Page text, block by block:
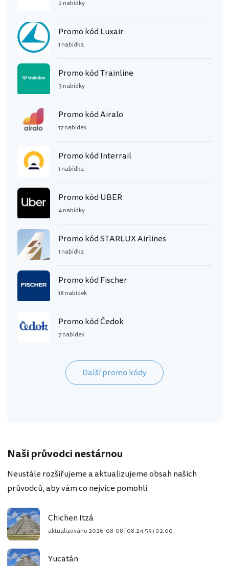
2 nabídky
Promo kód Luxair
1 nabídka
Promo kód Trainline
3 nabídky
Promo kód Airalo
17 nabídek
Promo kód Interrail
1 nabídka
Promo kód UBER
4 nabídky
Promo kód STARLUX Airlines
1 nabídka
Promo kód Fischer
18 nabídek
Promo kód Čedok
7 nabídek
Další promo kódy
Naši průvodci nestárnou
Neustále rozšiřujeme a aktualizujeme obsah našich
průvodců, aby vám co nejvíce pomohli
Chichen Itzá
aktualizováno 2026-08-08T08:24:59+02:00
Yucatán